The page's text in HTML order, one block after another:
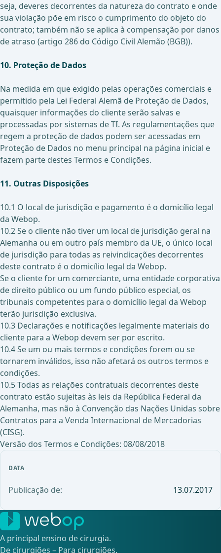
DATA
Publicação de: 13.07.2017
seja, deveres decorrentes da natureza do contrato e onde
sua violação põe em risco o cumprimento do objeto do
contrato; também não se aplica à compensação por danos
de atraso (artigo 286 do Código Civil Alemão (BGB)).
10. Proteção de Dados
Na medida em que exigido pelas operações comerciais e
permitido pela Lei Federal Alemã de Proteção de Dados,
quaisquer informações do cliente serão salvas e
processadas por sistemas de TI. As regulamentações que
regem a proteção de dados podem ser acessadas em
Proteção de Dados no menu principal na página inicial e
fazem parte destes Termos e Condições.
11. Outras Disposições
10.1 O local de jurisdição e pagamento é o domicílio legal
da Webop.
10.2 Se o cliente não tiver um local de jurisdição geral na
Alemanha ou em outro país membro da UE, o único local
de jurisdição para todas as reivindicações decorrentes
deste contrato é o domicílio legal da Webop.
Se o cliente for um comerciante, uma entidade corporativa
de direito público ou um fundo público especial, os
tribunais competentes para o domicílio legal da Webop
terão jurisdição exclusiva.
10.3 Declarações e notificações legalmente materiais do
cliente para a Webop devem ser por escrito.
10.4 Se um ou mais termos e condições forem ou se
tornarem inválidos, isso não afetará os outros termos e
condições.
10.5 Todas as relações contratuais decorrentes deste
contrato estão sujeitas às leis da República Federal da
Alemanha, mas não à Convenção das Nações Unidas sobre
Contratos para a Venda Internacional de Mercadorias
(CISG).
Versão dos Termos e Condições: 08/08/2018
A principal ensino de cirurgia.
De cirurgiões – Para cirurgiões.